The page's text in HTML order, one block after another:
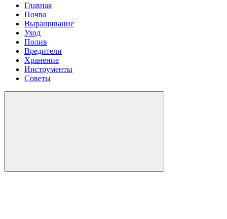
Главная
Почва
Выращивание
Уход
Полив
Вредители
Хранение
Инструменты
Советы